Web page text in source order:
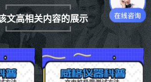
文高相关内容的展示